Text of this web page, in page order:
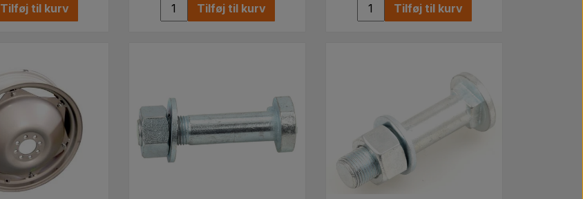
Tilføj til kurv Tilføj til kurv Tilføj til kurv